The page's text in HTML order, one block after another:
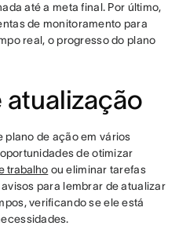
até a meta final. Por último,
de monitoramento para
real, o progresso do plano
atualização
plano de ação em vários
de otimizar
trabalho ou eliminar tarefas
para lembrar de atualizar
verificando se ele está